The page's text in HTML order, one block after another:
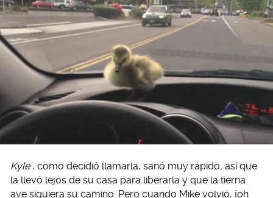
Kyle , como decidió llamarla, sanó muy rápido, así que
la llevó lejos de su casa para liberarla y que la tierna
ave siguiera su camino. Pero cuando Mike volvió, ¡oh